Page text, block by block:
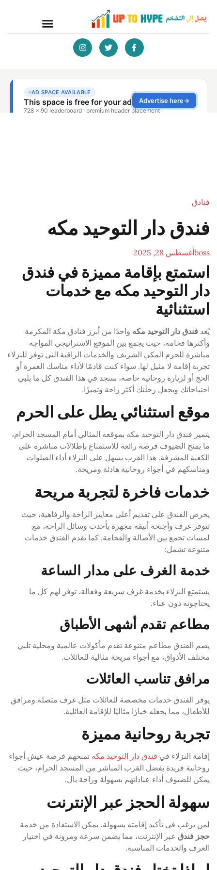
فنادق
فندق دار التوحيد مكه
bossأغسطس 28, 2025
استمتع بإقامة مميزة في فندق
دار التوحيد مكه مع خدمات
استثنائية
يُعد فندق دار التوحيد مكه واحدًا من أبرز فنادق مكة المكرمة
وأكثرها فخامة، حيث يجمع بين الموقع الاستراتيجي المواجه
مباشرة للحرم المكي الشريف والخدمات الراقية التي توفر للنزلاء
تجربة إقامة لا مثيل لها. سواء كنت قادمًا لأداء مناسك العمرة أو
الحج أو لزيارة روحانية خاصة، ستجد في هذا الفندق كل ما يلبي
احتياجاتك ويجعل رحلتك أكثر راحة وتميزًا.
موقع استثنائي يطل على الحرم
يتميز فندق دار التوحيد مكه بموقعه المثالي أمام المسجد الحرام،
ما يمنح الضيوف فرصة رائعة للاستمتاع بإطلالات مباشرة على
الكعبة المشرفة. هذا القرب يسهل على النزلاء أداء الصلوات
ومناسكهم في أجواء روحانية هادئة ومريحة.
خدمات فاخرة لتجربة مريحة
يحرص الفندق على تقديم أعلى معايير الراحة والرفاهية، حيث
تتوفر غرف وأجنحة أنيقة مجهزة بأحدث وسائل الراحة، مع
لمسات تجمع بين الأصالة والفخامة. كما يقدم الفندق خدمات
متنوعة تشمل:
خدمة الغرف على مدار الساعة
يستمتع النزلاء بخدمة غرف سريعة وفعالة، توفر لهم كل ما
يحتاجونه دون عناء.
مطاعم تقدم أشهى الأطباق
يضم الفندق مطاعم متنوعة تقدم مأكولات عالمية ومحلية تلبي
مختلف الأذواق، مع أجواء مريحة مثالية للعائلات.
مرافق تناسب العائلات
يوفر الفندق خدمات مخصصة للعائلات مثل غرف متصلة ومرافق
للأطفال، مما يجعله خيارًا مثاليًا للإقامة العائلية.
تجربة روحانية مميزة
إقامة النزلاء في فندق دار التوحيد مكه تمنحهم فرصة عيش أجواء
روحانية فريدة بفضل القرب المباشر من المسجد الحرام، حيث
يمكن للضيوف أداء عباداتهم بسهولة وراحة بال.
سهولة الحجز عبر الإنترنت
لمن يرغب في تأكيد إقامته بسهولة، يمكن الاستفادة من خدمة
حجز فندق عبر الإنترنت، مما يضمن سرعة ومرونة في اختيار
الغرف والخدمات المناسبة.